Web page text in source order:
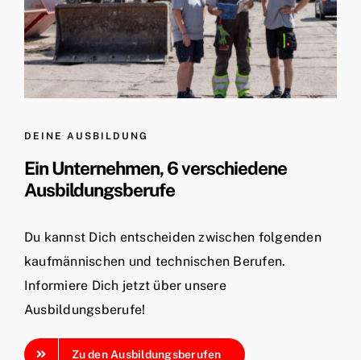
DEINE AUSBILDUNG
Ein Unternehmen, 6 verschiedene
Ausbildungsberufe
Du kannst Dich entscheiden zwischen folgenden
kaufmännischen und technischen Berufen.
Informiere Dich jetzt über unsere
Ausbildungsberufe!
Zu den Ausbildungsberufen